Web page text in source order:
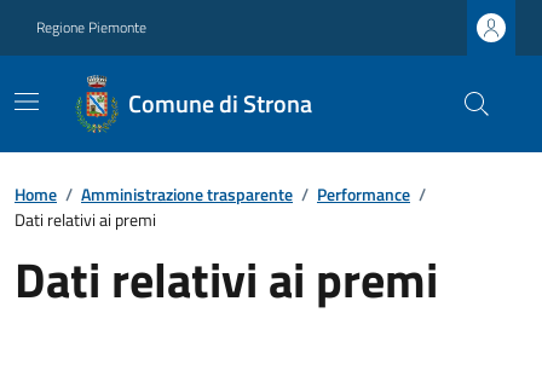
Regione Piemonte
Comune di Strona
Home / Amministrazione trasparente / Performance /
Dati relativi ai premi
Dati relativi ai premi